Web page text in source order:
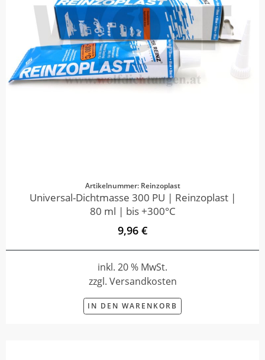
Artikelnummer: Reinzoplast
Universal-Dichtmasse 300 PU | Reinzoplast |
80 ml | bis +300°C
9,96 €
inkl. 20 % MwSt.
zzgl. Versandkosten
IN DEN WARENKORB